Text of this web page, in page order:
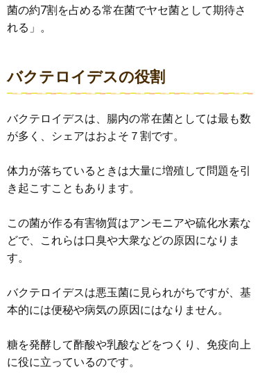
菌の約7割を占める常在菌でヤセ菌として期待さ
れる」。
バクテロイデスの役割
バクテロイデスは、腸内の常在菌としては最も数
が多く、シェアはおよそ７割です。
体力が落ちているときは大量に増殖して問題を引
き起こすこともあります。
この菌が作る有害物質はアンモニアや硫化水素な
どで、これらは口臭や大衆などの原因になりま
す。
バクテロイデスは悪玉菌に見られがちですが、基
本的には便秘や病気の原因にはなりません。
糖を発酵して酢酸や乳酸などをつくり、免疫向上
に役に立っているのです。